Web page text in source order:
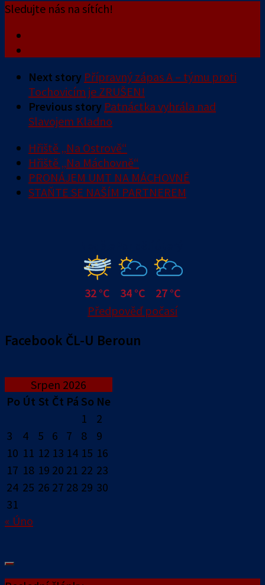
Sledujte nás na sítích!
Next story Přípravný zápas A – týmu proti
Tochovicím je ZRUŠEN!
Previous story Patnáctka vyhrála nad
Slavojem Kladno
Hřiště „Na Ostrově“
Hřiště „Na Máchovně“
PRONÁJEM UMT NA MÁCHOVNĚ
STAŇTE SE NAŠÍM PARTNEREM
32 °C 34 °C
27 °C
Předpověď počasí
Facebook ČL-U Beroun
Srpen 2026
Po Út St Čt Pá So Ne
1
2
3
4 5 6 7 8
9
10 11 12 13 14 15 16
17 18 19 20 21 22 23
24 25 26 27 28 29 30
31
« Úno